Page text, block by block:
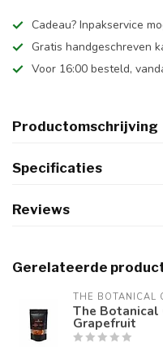
Cadeau? Inpakservice
Gratis handgeschreven
Voor 16:00 besteld,
Productomschrijving
Specificaties
Reviews
Gerelateerde
THE BOTANICAL
The Botanical
Grapefruit